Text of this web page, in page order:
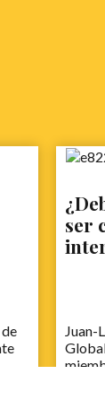
ser
Juan-